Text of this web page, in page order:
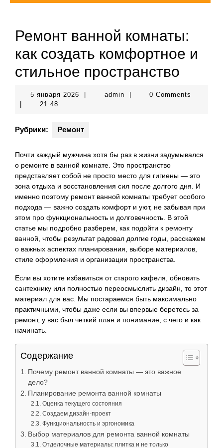
Ремонт ванной комнаты:
как создать комфортное и
стильное пространство
5 января 2026 adminadmin
0 Comments
21:48
Рубрики: Ремонт
Почти каждый мужчина хотя бы раз в жизни задумывался
о ремонте в ванной комнате. Это пространство
представляет собой не просто место для гигиены — это
зона отдыха и восстановления сил после долгого дня. И
именно поэтому ремонт ванной комнаты требует особого
подхода — важно создать комфорт и уют, не забывая при
этом про функциональность и долговечность. В этой
статье мы подробно разберем, как подойти к ремонту
ванной, чтобы результат радовал долгие годы, расскажем
о важных аспектах планирования, выборе материалов,
стиле оформления и организации пространства.
Если вы хотите избавиться от старого кафеля, обновить
сантехнику или полностью переосмыслить дизайн, то этот
материал для вас. Мы постараемся быть максимально
практичными, чтобы даже если вы впервые беретесь за
ремонт, у вас был четкий план и понимание, с чего и как
начинать.
Содержание
Почему ремонт ванной комнаты — это важное
дело?
Планирование ремонта ванной комнаты
Оценка текущего состояния
Создаем дизайн-проект
Функциональность и эргономика
Выбор материалов для ремонта ванной комнаты
Отделочные материалы: плитка и не только